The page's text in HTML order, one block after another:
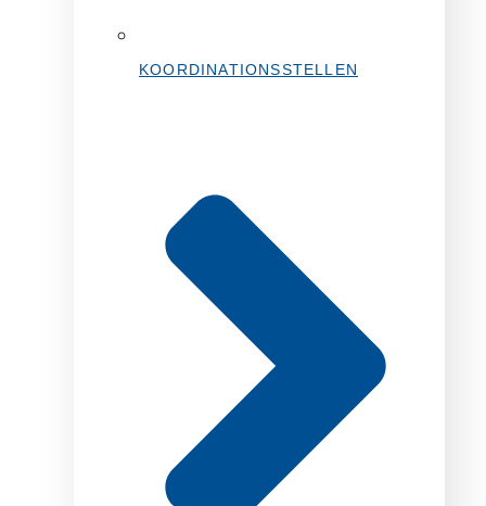
KOORDINATIONSSTELLEN